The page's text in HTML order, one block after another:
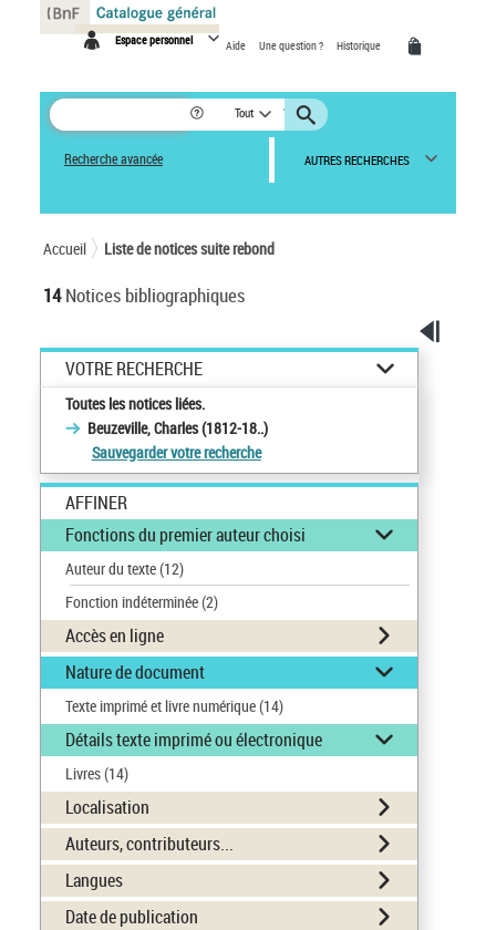
Espace personnel Aide Une question ? Historique
Tout
Recherche avancée AUTRES RECHERCHES
Accueil Liste de notices suite rebond
14Notices bibliographiques
VOTRE RECHERCHE
Toutes les notices liées.
Beuzeville, Charles (1812-18..)
Sauvegarder votre recherche
AFFINER
Fonctions du premier auteur choisi
Auteur du texte(12)
Fonction indéterminée(2)
Accès en ligne
Nature de document
Texte imprimé et livre numérique(14)
Détails texte imprimé ou électronique
Livres(14)
Localisation
Auteurs, contributeurs...
Langues
Date de publication
Panneau de gestion des cookies